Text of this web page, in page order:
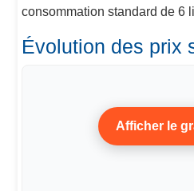
consommation standard de 6
Évolution des prix
Afficher le